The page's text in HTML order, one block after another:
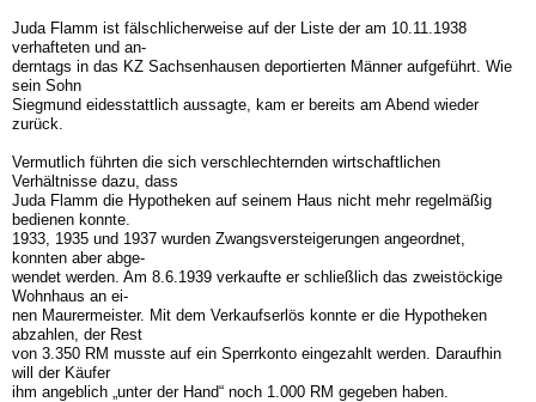
Juda Flamm ist fälschlicherweise auf der Liste der am 10.11.1938
verhafteten und an-
derntags in das KZ Sachsenhausen deportierten Männer aufgeführt. Wie
sein Sohn
Siegmund eidesstattlich aussagte, kam er bereits am Abend wieder
zurück.
Vermutlich führten die sich verschlechternden wirtschaftlichen
Verhältnisse dazu, dass
Juda Flamm die Hypotheken auf seinem Haus nicht mehr regelmäßig
bedienen konnte.
1933, 1935 und 1937 wurden Zwangsversteigerungen angeordnet,
konnten aber abge-
wendet werden. Am 8.6.1939 verkaufte er schließlich das zweistöckige
Wohnhaus an ei-
nen Maurermeister. Mit dem Verkaufserlös konnte er die Hypotheken
abzahlen, der Rest
von 3.350 RM musste auf ein Sperrkonto eingezahlt werden. Daraufhin
will der Käufer
ihm angeblich „unter der Hand“ noch 1.000 RM gegeben haben.